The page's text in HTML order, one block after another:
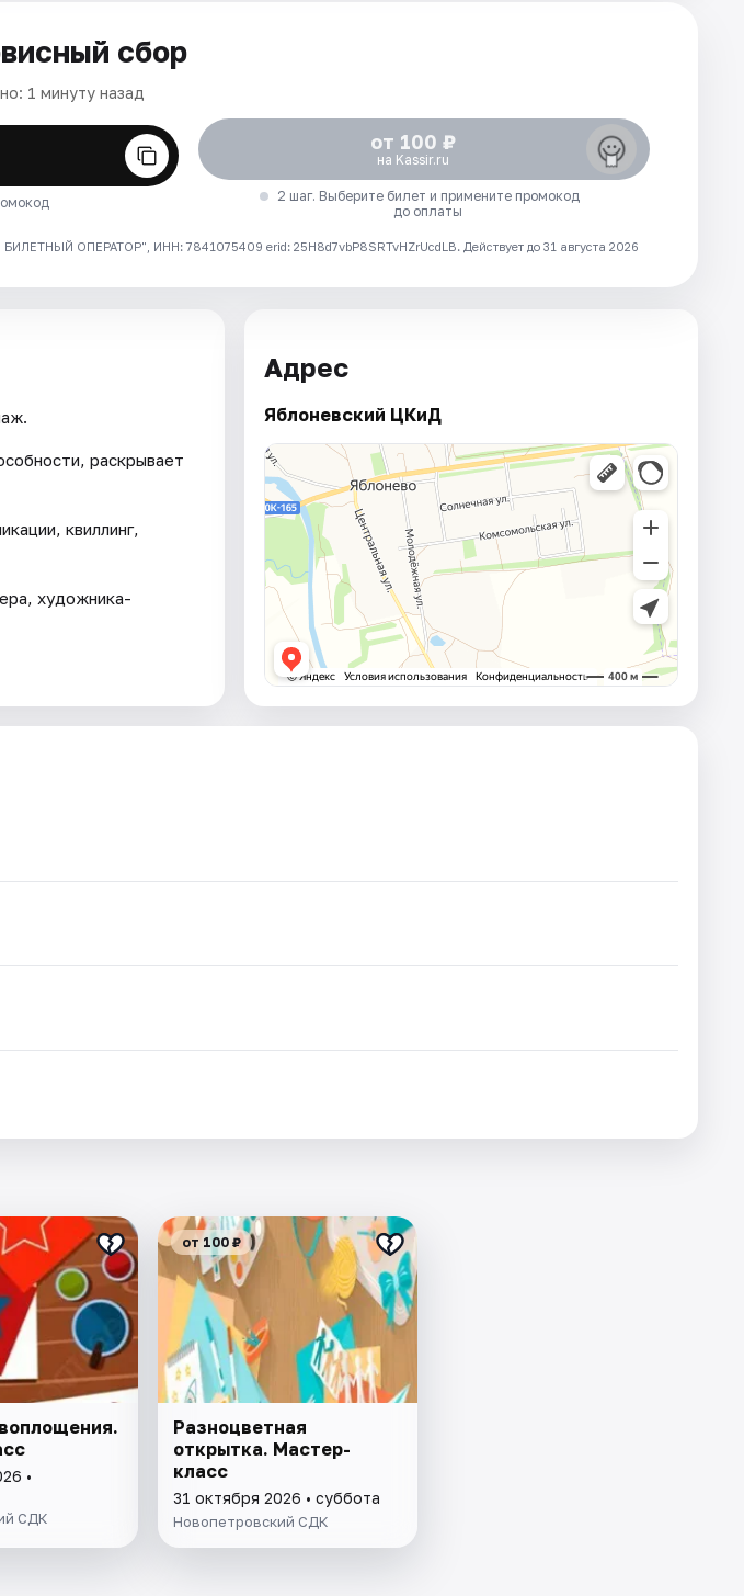
сбор
1 минуту назад
от 100 ₽
на Kassir.ru
2 шаг. Выберите билет и примените промокод
до оплаты
ОПЕРАТОР", ИНН: 7841075409 erid: 25H8d7vbP8SRTvHZrUcdLB. Действует до 31 августа 2026
раскрывает
квиллинг,
художника-
Адрес
Яблоневский ЦКиД
•
СДК
от 100 ₽
Разноцветная
открытка. Мастер-
класс
31 октября 2026 • суббота
Новопетровский СДК